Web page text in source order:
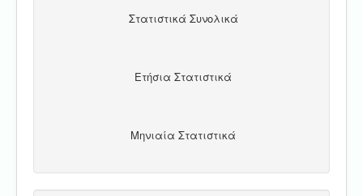
Στατιστικά Συνολικά
Ετήσια Στατιστικά
Μηνιαία Στατιστικά